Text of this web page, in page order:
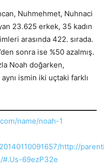
Nuhmehmet, Nuhnaci
23.625 erkek, 35 kadın
arasında 422. sırada.
sonra ise %50 azalmış.
Noah doğarken,
ismin iki uçtaki farklı
name/noah-1
http://
69ezP32e